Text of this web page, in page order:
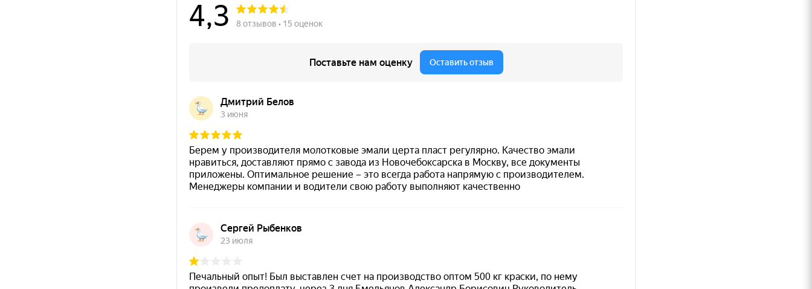
Преимущества кузнечной краски CERTA-PLAST
Термостойкость покрытия —до +150°C.
175 г/м².
Рекомендуемая толщина покрытия —100–150 мкм.
Полное высыхание покрытия при +20°C —72 часа.
кованые изделия и декоративные металлические